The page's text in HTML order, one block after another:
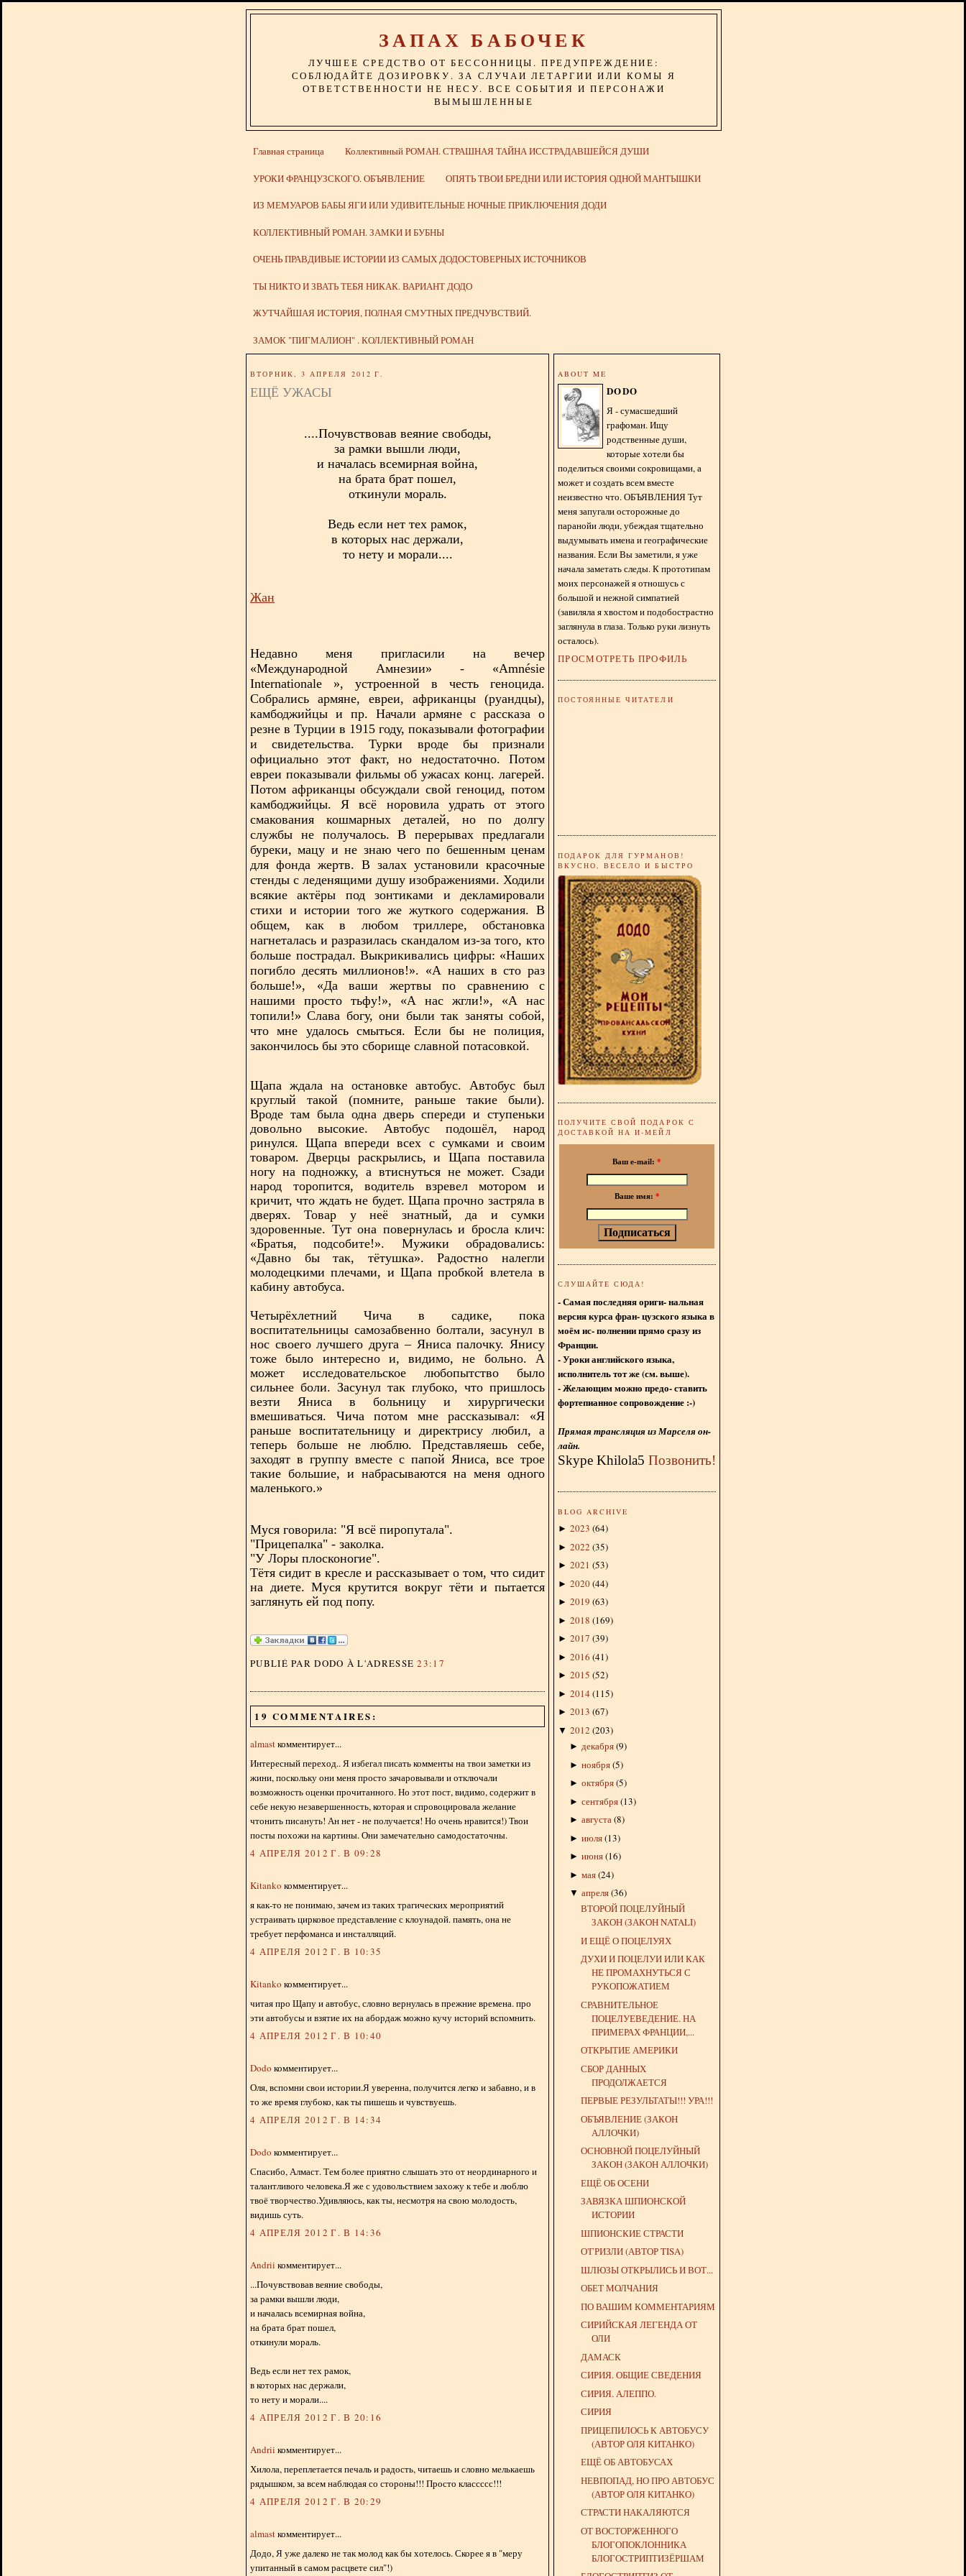
ЗАПАХ БАБОЧЕК
ЛУЧШЕЕ СРЕДСТВО ОТ БЕССОННИЦЫ. ПРЕДУПРЕЖДЕНИЕ:
СОБЛЮДАЙТЕ ДОЗИРОВКУ. ЗА СЛУЧАИ ЛЕТАРГИИ ИЛИ КОМЫ Я
ОТВЕТСТВЕННОСТИ НЕ НЕСУ. ВСЕ СОБЫТИЯ И ПЕРСОНАЖИ
ВЫМЫШЛЕННЫЕ
Главная страница Коллективный РОМАН. СТРАШНАЯ ТАЙНА ИССТРАДАВШЕЙСЯ ДУШИ
УРОКИ ФРАНЦУЗСКОГО. ОБЪЯВЛЕНИЕ ОПЯТЬ ТВОИ БРЕДНИ ИЛИ ИСТОРИЯ ОДНОЙ МАНТЫШКИ
ИЗ МЕМУАРОВ БАБЫ ЯГИ ИЛИ УДИВИТЕЛЬНЫЕ НОЧНЫЕ ПРИКЛЮЧЕНИЯ ДОДИ
КОЛЛЕКТИВНЫЙ РОМАН. ЗАМКИ И БУБНЫ
ОЧЕНЬ ПРАВДИВЫЕ ИСТОРИИ ИЗ САМЫХ ДОДОСТОВЕРНЫХ ИСТОЧНИКОВ
ТЫ НИКТО И ЗВАТЬ ТЕБЯ НИКАК. ВАРИАНТ ДОДО
ЖУТЧАЙШАЯ ИСТОРИЯ, ПОЛНАЯ СМУТНЫХ ПРЕДЧУВСТВИЙ.
ЗАМОК "ПИГМАЛИОН" . КОЛЛЕКТИВНЫЙ РОМАН
ВТОРНИК, 3 АПРЕЛЯ 2012 Г.
ЕЩЁ УЖАСЫ
....Почувствовав веяние свободы,
за рамки вышли люди,
и началась всемирная война,
на брата брат пошел,
откинули мораль.
Ведь если нет тех рамок,
в которых нас держали,
то нету и морали....
Жан
Недавно меня пригласили на вечер
«Международной Амнезии» - «Amnésie
Internationale », устроенной в честь геноцида.
Собрались армяне, евреи, африканцы (руандцы),
камбоджийцы и пр. Начали армяне с рассказа о
резне в Турции в 1915 году, показывали фотографии
и свидетельства. Турки вроде бы признали
официально этот факт, но недостаточно. Потом
евреи показывали фильмы об ужасах конц. лагерей.
Потом африканцы обсуждали свой геноцид, потом
камбоджийцы. Я всё норовила удрать от этого
смакования кошмарных деталей, но по долгу
службы не получалось. В перерывах предлагали
буреки, мацу и не знаю чего по бешенным ценам
для фонда жертв. В залах установили красочные
стенды с леденящими душу изображениями. Ходили
всякие актёры под зонтиками и декламировали
стихи и истории того же жуткого содержания. В
общем, как в любом триллере, обстановка
нагнеталась и разразилась скандалом из-за того, кто
больше пострадал. Выкрикивались цифры: «Наших
погибло десять миллионов!». «А наших в сто раз
больше!», «Да ваши жертвы по сравнению с
нашими просто тьфу!», «А нас жгли!», «А нас
топили!» Слава богу, они были так заняты собой,
что мне удалось смыться. Если бы не полиция,
закончилось бы это сборище славной потасовкой.
Щапа ждала на остановке автобус. Автобус был
круглый такой (помните, раньше такие были).
Вроде там была одна дверь спереди и ступеньки
довольно высокие. Автобус подошёл, народ
ринулся. Щапа впереди всех с сумками и своим
товаром. Дверцы раскрылись, и Щапа поставила
ногу на подножку, а втиснуться не может. Сзади
народ торопится, водитель взревел мотором и
кричит, что ждать не будет. Щапа прочно застряла в
дверях. Товар у неё знатный, да и сумки
здоровенные. Тут она повернулась и бросла клич:
«Братья, подсобите!». Мужики обрадовались:
«Давно бы так, тётушка». Радостно налегли
молодецкими плечами, и Щапа пробкой влетела в
кабину автобуса.
Четырёхлетний Чича в садике, пока
воспитательницы самозабвенно болтали, засунул в
нос своего лучшего друга – Яниса палочку. Янису
тоже было интересно и, видимо, не больно. А
может исследовательское любопытство было
сильнее боли. Засунул так глубоко, что пришлось
везти Яниса в больницу и хирургически
вмешиваться. Чича потом мне рассказывал: «Я
раньше воспитательницу и директрису любил, а
теперь больше не люблю. Представляешь себе,
заходят в группу вместе с папой Яниса, все трое
такие большие, и набрасываются на меня одного
маленького.»
Муся говорила: "Я всё пиропутала".
"Прицепалка" - заколка.
"У Лоры плосконогие".
Тётя сидит в кресле и рассказывает о том, что сидит
на диете. Муся крутится вокруг тёти и пытается
заглянуть ей под попу.
PUBLIÉ PAR DODO À L'ADRESSE23:17
19 COMMENTAIRES:
almastкомментирует...
Интересный переход.. Я избегал писать комменты на твои заметки из
жини, поскольку они меня просто зачаровывали и отключали
возможность оценки прочитанного. Но этот пост, видимо, содержит в
себе некую незавершенность, которая и спровоцировала желание
чтонить писануть! Ан нет - не получается! Но очень нравится!) Твои
посты похожи на картины. Они замечательно самодостаточны.
4 АПРЕЛЯ 2012 Г. В 09:28
Kitanko комментирует...
я как-то не понимаю, зачем из таких трагических мероприятий
устраивать цирковое представление с клоунадой. память, она не
требует перфоманса и инсталляций.
4 АПРЕЛЯ 2012 Г. В 10:35
Kitanko комментирует...
читая про Щапу и автобус, словно вернулась в прежние времена. про
эти автобусы и взятие их на абордаж можно кучу историй вспомнить.
4 АПРЕЛЯ 2012 Г. В 10:40
Dodo комментирует...
Оля, вспомни свои истории.Я уверенна, получится легко и забавно, и в
то же время глубоко, как ты пишешь и чувствуешь.
4 АПРЕЛЯ 2012 Г. В 14:34
Dodo комментирует...
Спасибо, Алмаст. Тем более приятно слышать это от неординарного и
талантливого человека.Я же с удовольствием захожу к тебе и люблю
твоё творчество.Удивляюсь, как ты, несмотря на свою молодость,
видишь суть.
4 АПРЕЛЯ 2012 Г. В 14:36
Andrii комментирует...
...Почувствовав веяние свободы,
за рамки вышли люди,
и началась всемирная война,
на брата брат пошел,
откинули мораль.
Ведь если нет тех рамок,
в которых нас держали,
то нету и морали....
4 АПРЕЛЯ 2012 Г. В 20:16
Andrii комментирует...
Хилола, переплетается печаль и радость, читаешь и словно мелькаешь
рядышком, за всем наблюдая со стороны!!! Просто классссс!!!
4 АПРЕЛЯ 2012 Г. В 20:29
almastкомментирует...
Додо, Я уже далеко не так молод как бы хотелось. Скорее я в "меру
упитанный в самом расцвете сил"!)
ABOUT ME
DODO
Я - сумасшедший
графоман. Ищу
родственные души,
которые хотели бы
поделиться своими сокровищами, а
может и создать всем вместе
неизвестно что. ОБЪЯВЛЕНИЯ Тут
меня запугали осторожные до
паранойи люди, убеждая тщательно
выдумывать имена и географические
названия. Если Вы заметили, я уже
начала заметать следы. К прототипам
моих персонажей я отношусь с
большой и нежной симпатией
(завиляла я хвостом и подобострастно
заглянула в глаза. Только руки лизнуть
осталось).
ПРОСМОТРЕТЬ ПРОФИЛЬ
ПОСТОЯННЫЕ ЧИТАТЕЛИ
ПОДАРОК ДЛЯ ГУРМАНОВ!
ВКУСНО, ВЕСЕЛО И БЫСТРО
ПОЛУЧИТЕ СВОЙ ПОДАРОК С
ДОСТАВКОЙ НА И-МЕЙЛ
Ваш e-mail: *
Ваше имя: *
СЛУШАЙТЕ СЮДА!
- Самая последняя ориги- нальная
версия курса фран- цузского языка в
моём ис- полнении прямо сразу из
Франции.
- Уроки английского языка,
исполнитель тот же (см. выше).
- Желающим можно предо- ставить
фортепианное сопровождение :-)
Прямая трансляция из Марселя он-
лайн.
Skype Khilola5 Позвонить!
BLOG ARCHIVE
► 2023 (64)
► 2022 (35)
► 2021 (53)
► 2020(44)
► 2019 (63)
► 2018 (169)
► 2017 (39)
► 2016 (41)
► 2015 (52)
► 2014 (115)
► 2013 (67)
▼ 2012 (203)
► декабря(9)
► ноября(5)
► октября(5)
► сентября(13)
► августа(8)
► июля(13)
► июня(16)
► мая(24)
▼ апреля(36)
ВТОРОЙ ПОЦЕЛУЙНЫЙ
ЗАКОН (ЗАКОН NATALI)
И ЕЩЁ О ПОЦЕЛУЯХ
ДУХИ И ПОЦЕЛУИ ИЛИ КАК
НЕ ПРОМАХНУТЬСЯ С
РУКОПОЖАТИЕМ
СРАВНИТЕЛЬНОЕ
ПОЦЕЛУЕВЕДЕНИЕ. НА
ПРИМЕРАХ ФРАНЦИИ,...
ОТКРЫТИЕ АМЕРИКИ
СБОР ДАННЫХ
ПРОДОЛЖАЕТСЯ
ПЕРВЫЕ РЕЗУЛЬТАТЫ!!! УРА!!!
ОБЪЯВЛЕНИЕ (ЗАКОН
АЛЛОЧКИ)
ОСНОВНОЙ ПОЦЕЛУЙНЫЙ
ЗАКОН (ЗАКОН АЛЛОЧКИ)
ЕЩЁ ОБ ОСЕНИ
ЗАВЯЗКА ШПИОНСКОЙ
ИСТОРИИ
ШПИОНСКИЕ СТРАСТИ
О'ГРИЗЛИ (АВТОР TISA)
ШЛЮЗЫ ОТКРЫЛИСЬ И ВОТ...
ОБЕТ МОЛЧАНИЯ
ПО ВАШИМ КОММЕНТАРИЯМ
СИРИЙСКАЯ ЛЕГЕНДА ОТ
ОЛИ
ДАМАСК
СИРИЯ. ОБЩИЕ СВЕДЕНИЯ
СИРИЯ. АЛЕППО.
СИРИЯ
ПРИЦЕПИЛОСЬ К АВТОБУСУ
(АВТОР ОЛЯ КИТАНКО)
ЕЩЁ ОБ АВТОБУСАХ
НЕВПОПАД, НО ПРО АВТОБУС
(АВТОР ОЛЯ КИТАНКО)
СТРАСТИ НАКАЛЯЮТСЯ
ОТ ВОСТОРЖЕННОГО
БЛОГОПОКЛОННИКА
БЛОГОСТРИПТИЗЁРШАМ